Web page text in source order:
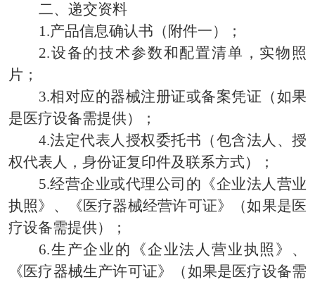
二、 递交资料
1.产品信息确认书（附件一）；
2.设备的技术参数和配置清单，实物照
片；
3.相对应的器械注册证或备案凭证（如果
是医疗设备需提供）；
4.法定代表人授权委托书（包含法人、授
权代表人，身份证复印件及联系方式）；
5.经营企业或代理公司的《企业法人营业
执照》、《医疗器械经营许可证》（如果是医
疗设备需提供）；
6.生产企业的《企业法人营业执照》、
《医疗器械生产许可证》（如果是医疗设备需